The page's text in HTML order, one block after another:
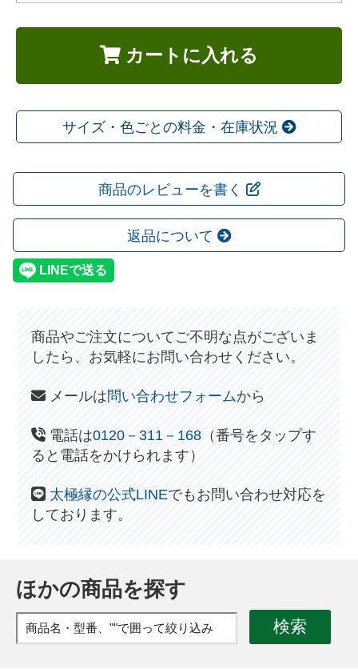
カートに入れる
サイズ・色ごとの料金・在庫状況
商品のレビューを書く
返品について
商品やご注文についてご不明な点がございま
したら、お気軽にお問い合わせください。
メールは問い合わせフォームから
電話は0120－311－168 （番号をタップす
ると電話をかけられます）
太極縁の公式LINEでもお問い合わせ対応を
しております。
ほかの商品を探す
検索